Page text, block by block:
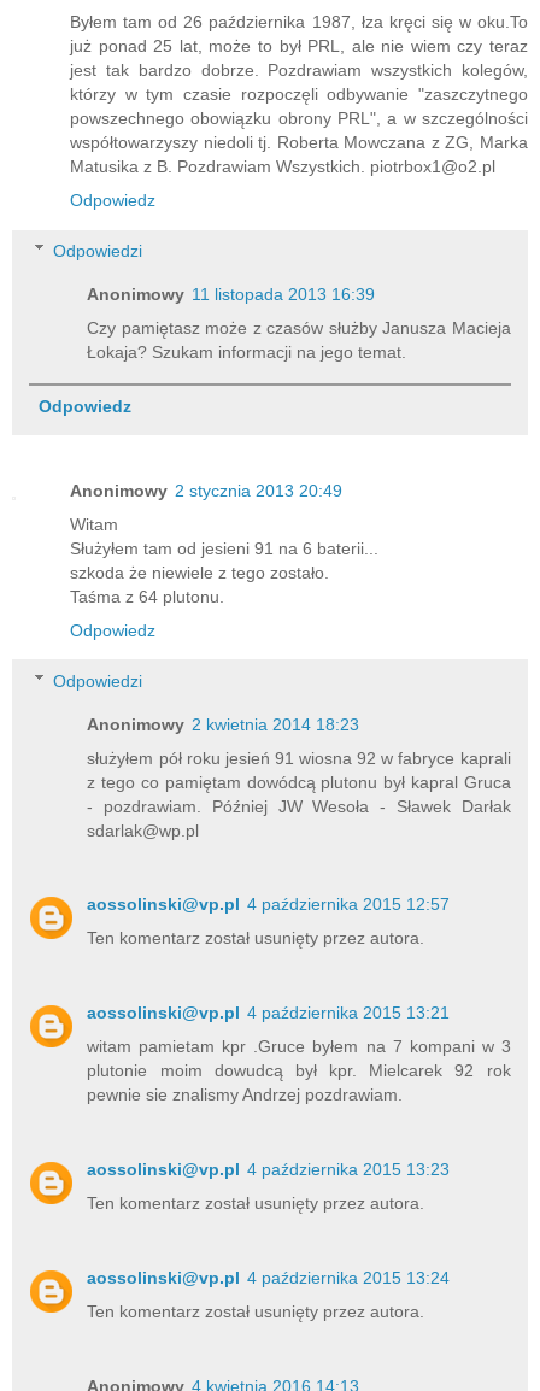
Byłem tam od 26 października 1987, łza kręci się w oku.To
już ponad 25 lat, może to był PRL, ale nie wiem czy teraz
jest tak bardzo dobrze. Pozdrawiam wszystkich kolegów,
którzy w tym czasie rozpoczęli odbywanie "zaszczytnego
powszechnego obowiązku obrony PRL", a w szczególności
współtowarzyszy niedoli tj. Roberta Mowczana z ZG, Marka
Matusika z B. Pozdrawiam Wszystkich. piotrbox1@o2.pl
Odpowiedz
Odpowiedzi
Anonimowy 11 listopada 2013 16:39
Czy pamiętasz może z czasów służby Janusza Macieja
Łokaja? Szukam informacji na jego temat.
Odpowiedz
Anonimowy 2 stycznia 2013 20:49
Witam
Służyłem tam od jesieni 91 na 6 baterii...
szkoda że niewiele z tego zostało.
Taśma z 64 plutonu.
Odpowiedz
Odpowiedzi
Anonimowy 2 kwietnia 2014 18:23
służyłem pół roku jesień 91 wiosna 92 w fabryce kaprali
z tego co pamiętam dowódcą plutonu był kapral Gruca
- pozdrawiam. Później JW Wesoła - Sławek Darłak
sdarlak@wp.pl
aossolinski@vp.pl 4 października 2015 12:57
Ten komentarz został usunięty przez autora.
aossolinski@vp.pl 4 października 2015 13:21
witam pamietam kpr .Gruce byłem na 7 kompani w 3
plutonie moim dowudcą był kpr. Mielcarek 92 rok
pewnie sie znalismy Andrzej pozdrawiam.
aossolinski@vp.pl 4 października 2015 13:23
Ten komentarz został usunięty przez autora.
aossolinski@vp.pl 4 października 2015 13:24
Ten komentarz został usunięty przez autora.
Anonimowy 4 kwietnia 2016 14:13